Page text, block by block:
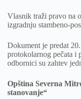
Vlasnik traži pravo na
izgradnju stambeno-
Dokument je predat
protokolarnog pečata i
odbornici su zahtev
Opština Severna
stanovanje“